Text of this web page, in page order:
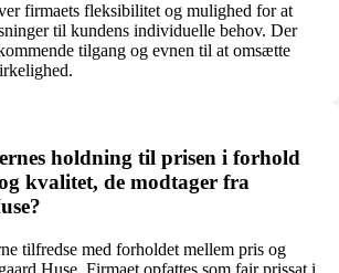
firmaets fleksibilitet og mulighed for at
til kundens individuelle behov. Der
tilgang og evnen til at omsætte
holdning til prisen i forhold
kvalitet, de modtager fra
tilfredse med forholdet mellem pris og
Huse. Firmaet opfattes som fair prissat i